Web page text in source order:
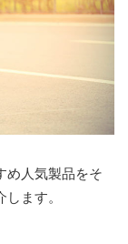
め人気製品をそ
ます。